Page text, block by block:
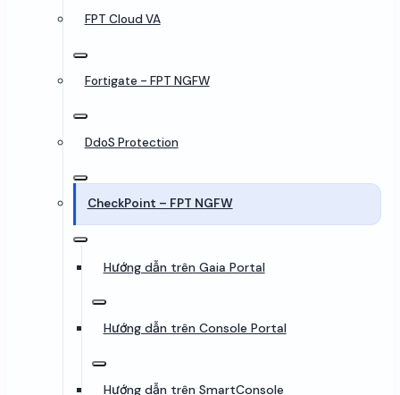
FPT Cloud VA
Fortigate - FPT NGFW
DdoS Protection
CheckPoint – FPT NGFW
Hướng dẫn trên Gaia Portal
Hướng dẫn trên Console Portal
Hướng dẫn trên SmartConsole